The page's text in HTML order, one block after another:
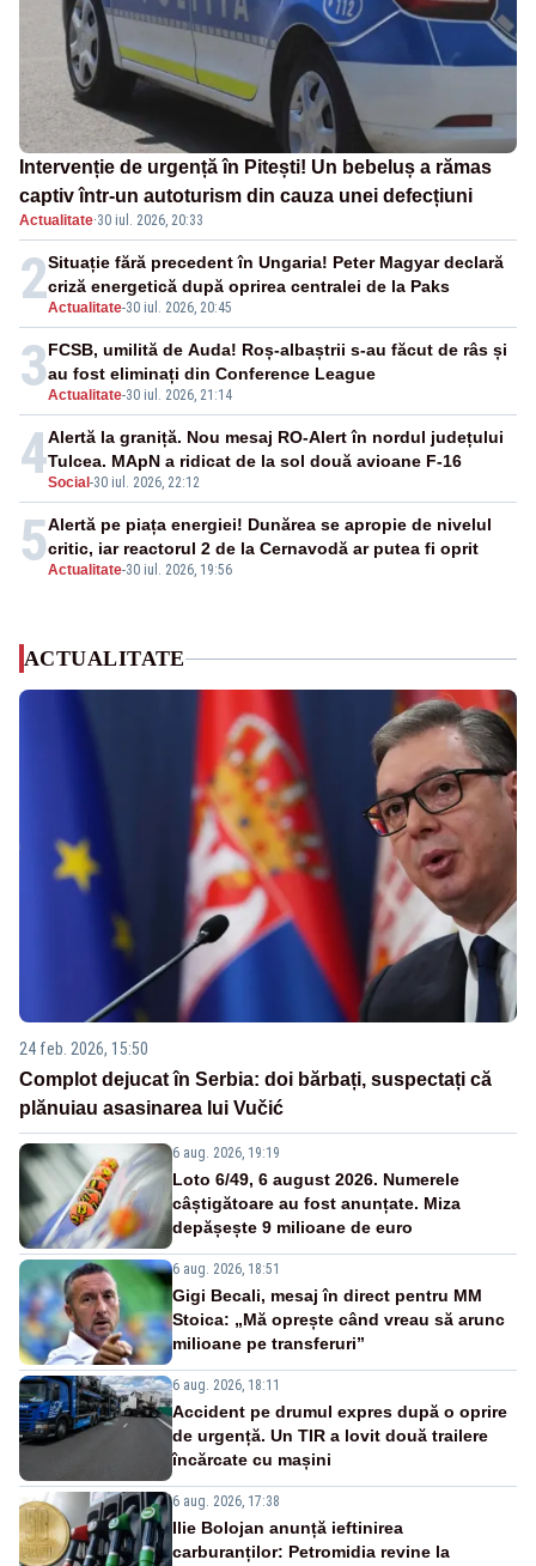
Intervenție de urgență în Pitești! Un bebeluș a rămas
captiv într-un autoturism din cauza unei defecțiuni
Actualitate·30 iul. 2026, 20:33
2Actualitate-30 iul. 2026, 20:45
Situație fără precedent în Ungaria! Peter Magyar declară
criză energetică după oprirea centralei de la Paks
3Actualitate-30 iul. 2026, 21:14
FCSB, umilită de Auda! Roș-albaștrii s-au făcut de râs și
au fost eliminați din Conference League
4Social -30 iul. 2026, 22:12
Alertă la graniță. Nou mesaj RO-Alert în nordul județului
Tulcea. MApN a ridicat de la sol două avioane F-16
5Actualitate-30 iul. 2026, 19:56
Alertă pe piața energiei! Dunărea se apropie de nivelul
critic, iar reactorul 2 de la Cernavodă ar putea fi oprit
ACTUALITATE
24 feb. 2026, 15:50
Complot dejucat în Serbia: doi bărbați, suspectați că
plănuiau asasinarea lui Vučić
6 aug. 2026, 19:19
Loto 6/49, 6 august 2026. Numerele
câștigătoare au fost anunțate. Miza
depășește 9 milioane de euro
6 aug. 2026, 18:51
Gigi Becali, mesaj în direct pentru MM
Stoica: „Mă oprește când vreau să arunc
milioane pe transferuri”
6 aug. 2026, 18:11
Accident pe drumul expres după o oprire
de urgență. Un TIR a lovit două trailere
încărcate cu mașini
6 aug. 2026, 17:38
Ilie Bolojan anunță ieftinirea
carburanților: Petromidia revine la